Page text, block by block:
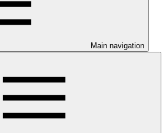
Main navigation